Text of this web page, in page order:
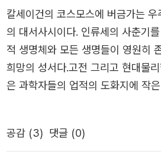
미국 대통령, 영화 감독 크리스토퍼
호킹 등 전 세계 명사들과 과학자들
과학 대서사 「코스모스」 시리즈의 최신작! ⋆ 에미 상
상 등을 석권하며 40년 넘게 시대를
감동시켜 온 과학 교양의 정수
좋다. 그런데 그 얘기가 그렇게 많이
그 과학적 발견이 인간에게 어떤 영
과학자 세 명의 전기를 읽고 싶은 게
가 나오는 부분은 읽지 않고 넘겨도
분이라는 것이다. 근데 그 내용이 책의 3
찾을 수 있었다. 또 말투는 어떤가
환기시키는 구절들은 지겹고 짜증난
는 선생들의 수업을 듣는 것 같았다
칼세이건의 코스모스에 버금가는
의 대서사시이다. 인류세의 사춘기
적 생명체와 모든 생명들이 영원히
희망의 성서다.고전 그리고 현대물
은 과학자들의 업적의 도화지에 작
받고 있는 한 인간으로써 감사의 말
공감 (3) 댓글 (0)